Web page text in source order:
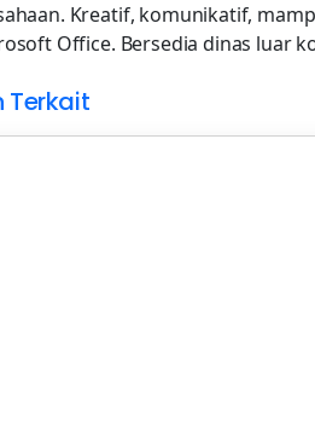
Kreatif, komunikatif,
Office. Bersedia dinas luar
Terkait